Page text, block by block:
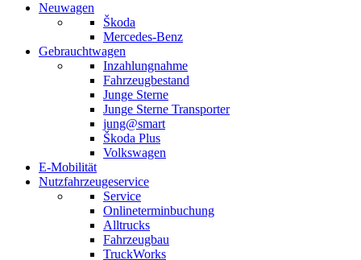
Neuwagen
Škoda
Mercedes-Benz
Gebrauchtwagen
Inzahlungnahme
Fahrzeugbestand
Junge Sterne
Junge Sterne Transporter
jung@smart
Škoda Plus
Volkswagen
E-Mobilität
Nutzfahrzeugeservice
Service
Onlineterminbuchung
Alltrucks
Fahrzeugbau
TruckWorks